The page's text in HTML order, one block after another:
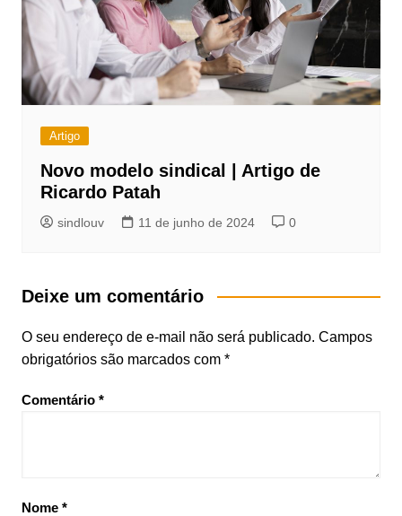
Artigo
Novo modelo sindical | Artigo de
Ricardo Patah
sindlouv 11 de junho de 2024 0
Deixe um comentário
O seu endereço de e-mail não será publicado. Campos
obrigatórios são marcados com *
Comentário *
Nome *